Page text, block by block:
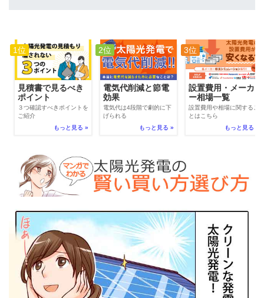
1位
見積書で見るべき
ポイント
３つ確認すべきポイントを
ご紹介
もっと見る »
2位
電気代削減と節電
効果
電気代は4段階で劇的に下
げられる
もっと見る »
3位
設置費用・メーカ
ー相場一覧
設置費用や相場に関するこ
とはこちら
もっと見る »